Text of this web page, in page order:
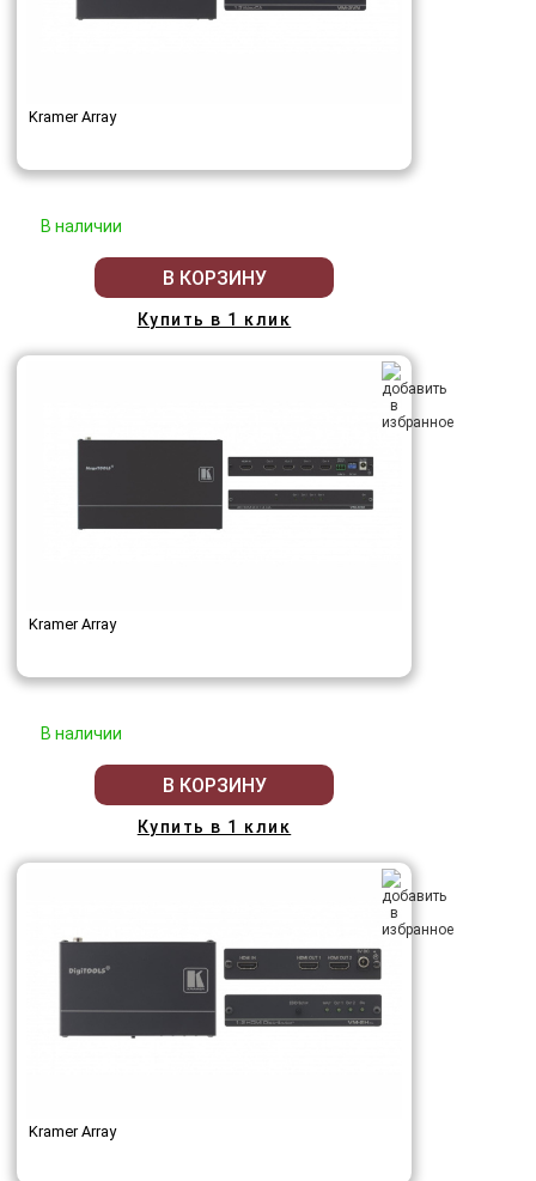
Kramer Array
В наличии
В КОРЗИНУ
Купить в 1 клик
Kramer Array
В наличии
В КОРЗИНУ
Купить в 1 клик
Kramer Array